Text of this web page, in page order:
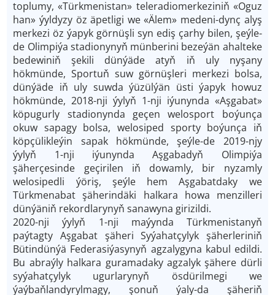
toplumy, «Türkmenistan» teleradiomerkeziniň «Oguz
han» ýyldyzy öz äpetligi we «Älem» medeni-dynç alyş
merkezi öz ýapyk görnüşli syn ediş çarhy bilen, şeýle-
de Olimpiýa stadionynyň münberini bezeýän ahalteke
bedewiniň şekili dünýäde atyň iň uly nyşany
hökmünde, Sportuň suw görnüşleri merkezi bolsa,
dünýäde iň uly suwda ýüzülýän üsti ýapyk howuz
hökmünde, 2018-nji ýylyň 1-nji iýunynda «Aşgabat»
köpugurly stadionynda geçen welosport boýunça
okuw sapagy bolsa, welosiped sporty boýunça iň
köpçülikleýin sapak hökmünde, şeýle-de 2019-njy
ýylyň 1-nji iýunynda Aşgabadyň Olimpiýa
şäherçesinde geçirilen iň dowamly, bir nyzamly
welosipedli ýöriş, şeýle hem Aşgabatdaky we
Türkmenabat şäherindäki halkara howa menzilleri
dünýäniň rekordlarynyň sanawyna girizildi.
2020-nji ýylyň 1-nji maýynda Türkmenistanyň
paýtagty Aşgabat şäheri Syýahatçylyk şäherleriniň
Bütindünýä Federasiýasynyň agzalygyna kabul edildi.
Bu abraýly halkara guramadaky agzalyk şähere dürli
syýahatçylyk ugurlarynyň ösdürilmegi we
ýaýbaňlandyrylmagy, şonuň ýaly-da şäheriň